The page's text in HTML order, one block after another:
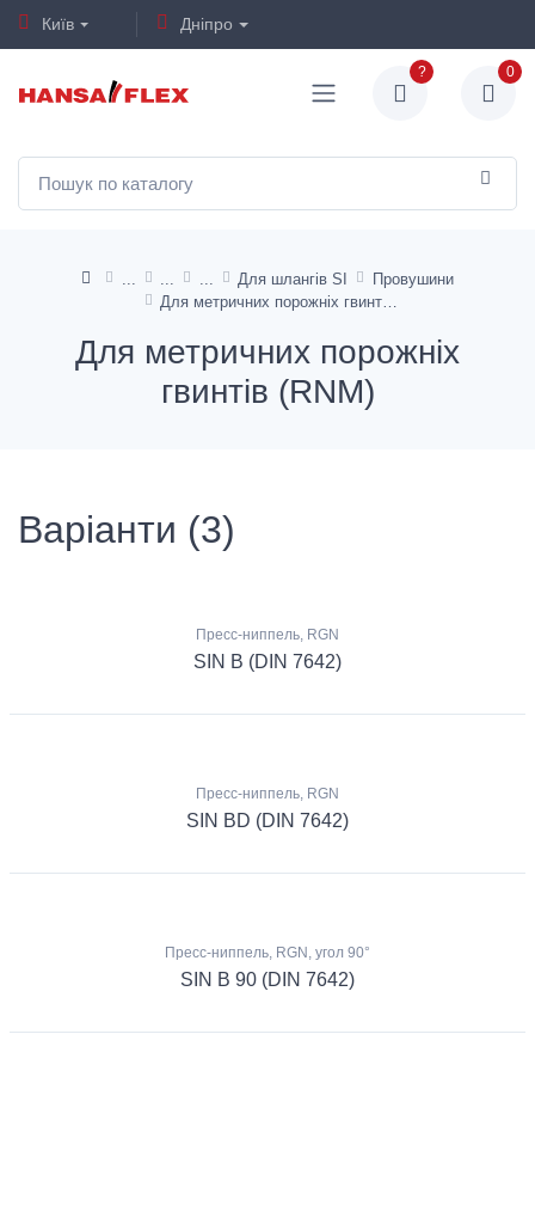
Київ Дніпро
? 0
Для шлангів SI
Провушини
Для метричних порожніх
гвинтів (RNM)
Варіанти (3)
Пресс-ниппель, RGN
SIN B (DIN 7642)
Пресс-ниппель, RGN
SIN BD (DIN 7642)
Пресс-ниппель, RGN, угол 90°
SIN B 90 (DIN 7642)